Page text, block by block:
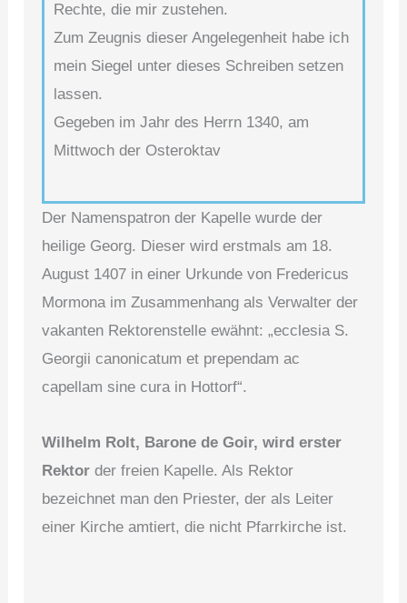
Rechte, die mir zustehen.
Zum Zeugnis dieser Angelegenheit habe ich
mein Siegel unter dieses Schreiben setzen
lassen.
Gegeben im Jahr des Herrn 1340, am
Mittwoch der Osteroktav
Der Namenspatron der Kapelle wurde der
heilige Georg. Dieser wird erstmals am 18.
August 1407 in einer Urkunde von Fredericus
Mormona im Zusammenhang als Verwalter der
vakanten Rektorenstelle ewähnt: „ecclesia S.
Georgii canonicatum et prependam ac
capellam sine cura in Hottorf“.
Wilhelm Rolt, Barone de Goir, wird erster
Rektor der freien Kapelle. Als Rektor
bezeichnet man den Priester, der als Leiter
einer Kirche amtiert, die nicht Pfarrkirche ist.